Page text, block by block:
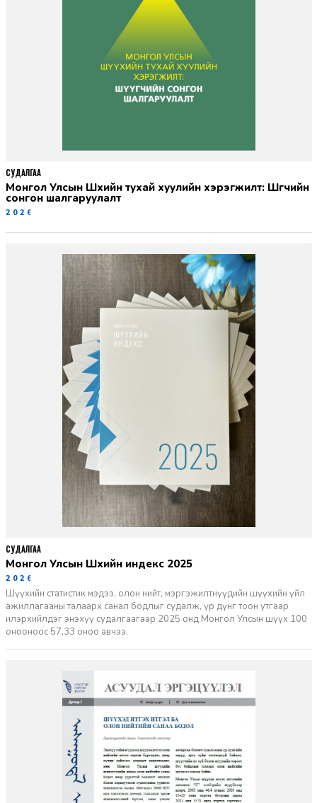
Монгол Улсын Шүүхийн тухай хуулийн хэрэгжилт: Шүүгчийн
сонгон шалгаруулалт
2026-06-19
СУДАЛГАА
Монгол Улсын Шүүхийн индекс 2025
2026-06-11
Шүүхийн статистик мэдээ, олон нийт, мэргэжилтнүүдийн шүүхийн үйл
ажиллагааны талаарх санал бодлыг судалж, үр дүнг тоон утгаар
илэрхийлдэг энэхүү судалгаагаар 2025 онд Монгол Улсын шүүх 100
онооноос 57,33 оноо авчээ.
СУДАЛГАА